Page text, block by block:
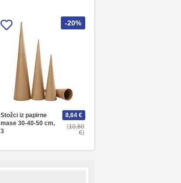
-20%
Stožci iz papirne
mase 30-40-50 cm,
3
10,80
€
8,64 €